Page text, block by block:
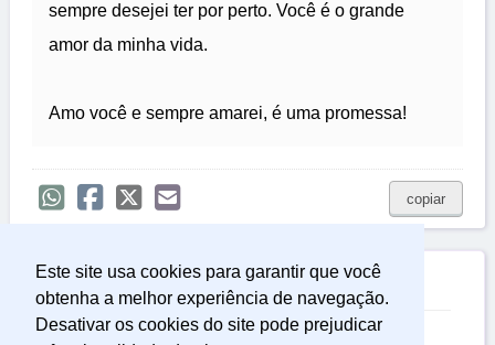
Este site usa cookies para garantir que você
obtenha a melhor experiência de navegação.
Desativar os cookies do site pode prejudicar
sempre desejei ter por perto. Você é o grande
amor da minha vida.
Amo você e sempre amarei, é uma promessa!
copiar
Relacionadas